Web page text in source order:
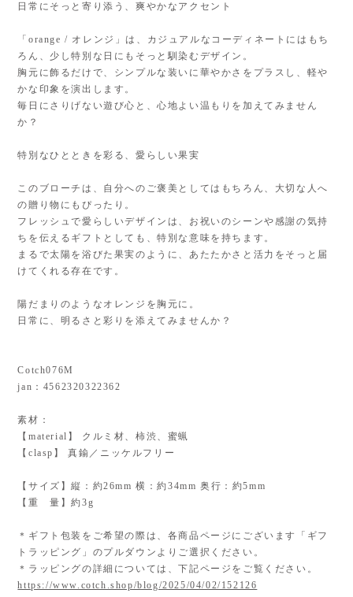
日常にそっと寄り添う、爽やかなアクセント
「orange / オレンジ」は、カジュアルなコーディネートにはもち
ろん、少し特別な日にもそっと馴染むデザイン。
胸元に飾るだけで、シンプルな装いに華やかさをプラスし、軽や
かな印象を演出します。
毎日にさりげない遊び心と、心地よい温もりを加えてみません
か？
特別なひとときを彩る、愛らしい果実
このブローチは、自分へのご褒美としてはもちろん、大切な人へ
の贈り物にもぴったり。
フレッシュで愛らしいデザインは、お祝いのシーンや感謝の気持
ちを伝えるギフトとしても、特別な意味を持ちます。
まるで太陽を浴びた果実のように、あたたかさと活力をそっと届
けてくれる存在です。
陽だまりのようなオレンジを胸元に。
日常に、明るさと彩りを添えてみませんか？
Cotch076M
jan：4562320322362
素材：
【material】 クルミ材、柿渋、蜜蝋
【clasp】 真鍮／ニッケルフリー
【サイズ】縦：約26mm 横：約34mm 奥行：約5mm
【重 量】約3g
＊ギフト包装をご希望の際は、各商品ページにございます「ギフ
トラッピング」のプルダウンよりご選択ください。
＊ラッピングの詳細については、下記ページをご覧ください。
https://www.cotch.shop/blog/2025/04/02/152126